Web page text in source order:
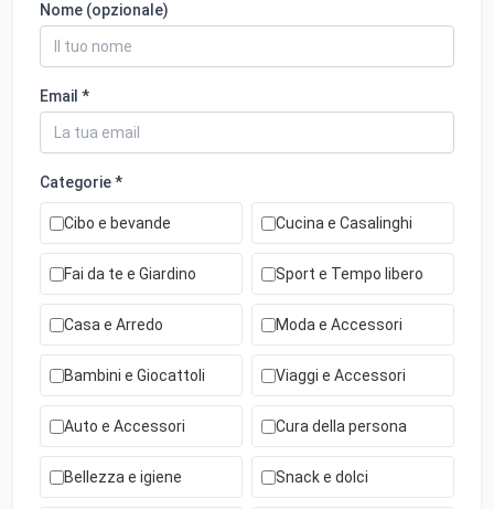
Nome (opzionale)
Email *
Categorie *
Cibo e bevande Cucina e Casalinghi
Fai da te e Giardino Sport e Tempo libero
Casa e Arredo Moda e Accessori
Bambini e Giocattoli Viaggi e Accessori
Auto e Accessori Cura della persona
Bellezza e igiene Snack e dolci